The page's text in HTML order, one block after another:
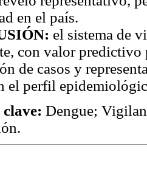
en el país.
el sistema de
con valor
de casos y
el perfil
Dengue;